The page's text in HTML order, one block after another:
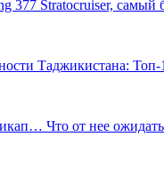
377 Stratocruiser,
Таджикистана: Топ-
Что от нее ожидать